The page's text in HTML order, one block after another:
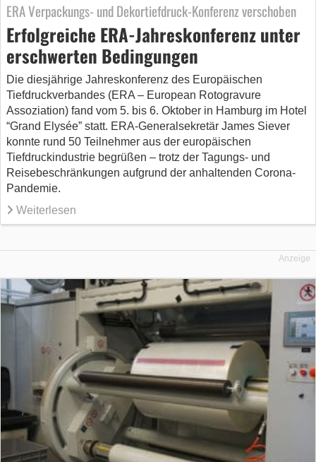
ERA Verpackungs- und Dekortiefdruck-Konferenz verschoben
Erfolgreiche ERA-Jahreskonferenz unter
erschwerten Bedingungen
Die diesjährige Jahreskonferenz des Europäischen
Tiefdruckverbandes (ERA – European Rotogravure
Assoziation) fand vom 5. bis 6. Oktober in Hamburg im Hotel
“Grand Elysée” statt. ERA-Generalsekretär James Siever
konnte rund 50 Teilnehmer aus der europäischen
Tiefdruckindustrie begrüßen – trotz der Tagungs- und
Reisebeschränkungen aufgrund der anhaltenden Corona-
Pandemie.
Weiterlesen
Anzeige